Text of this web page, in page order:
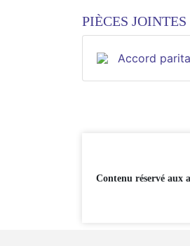
PIÈCES JOINTES
Accord
Contenu réservé aux